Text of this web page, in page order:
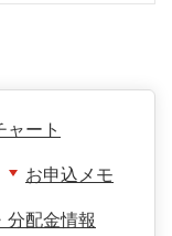
ャート
お申込メモ
分配金情報